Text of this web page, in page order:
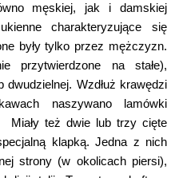
męskiej, jak i damskiej
charakteryzujące się
były tylko przez mężczyzn.
przytwierdzone na stałe),
dwudzielnej. Wzdłuż krawędzi
naszywano lamówki
Miały też dwie lub trzy cięte
klapką. Jedna z nich
strony (w okolicach piersi),